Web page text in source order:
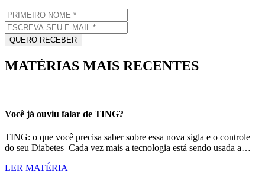
MATÉRIAS MAIS RECENTES
Você já ouviu falar de TING?
TING: o que você precisa saber sobre essa nova sigla e o controle
do seu Diabetes Cada vez mais a tecnologia está sendo usada a…
LER MATÉRIA